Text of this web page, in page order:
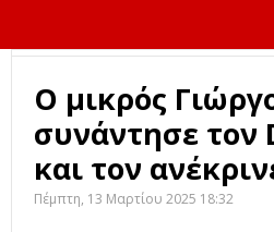
Ο μικρός
συνάντησε τον
και τον
Πέμπτη, 13 Μαρτίου 2025 18:32